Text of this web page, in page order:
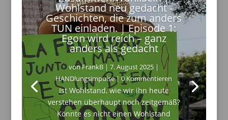
Wohlstand neu gedacht -
Geschichten, die zum anders
TUN einladen. | Episode 1:
Egon wird reich – ganz
anders als gedacht
vonFrankB|7. August 2025 |
HANDlungsimpulse| 0 Kommentieren
Ist Wohlstand, wie wir ihn heute
verstehen überhaupt noch zeitgemäß?
Könnte es nicht einen Wohlstand